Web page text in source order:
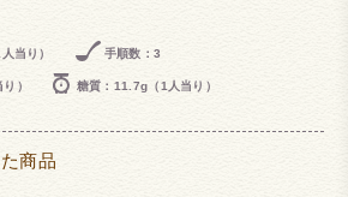
当り） 手順数：3
） 糖質：11.7g（1人当り）
商品